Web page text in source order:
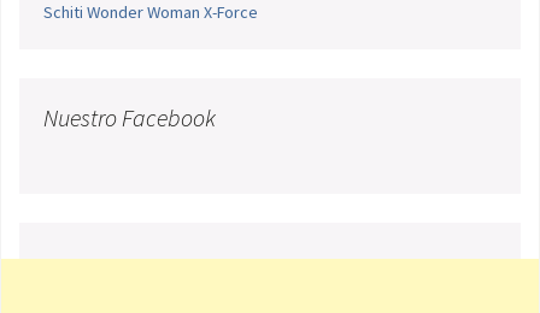
Schiti Wonder Woman X-Force
Nuestro Facebook